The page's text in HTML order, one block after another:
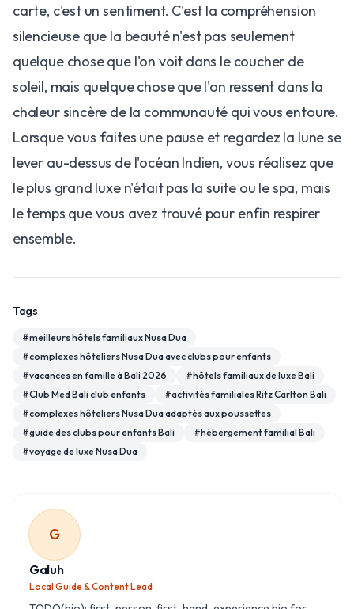
carte, c'est un sentiment. C'est la compréhension
silencieuse que la beauté n'est pas seulement
quelque chose que l'on voit dans le coucher de
soleil, mais quelque chose que l'on ressent dans la
chaleur sincère de la communauté qui vous entoure.
Lorsque vous faites une pause et regardez la lune se
lever au-dessus de l'océan Indien, vous réalisez que
le plus grand luxe n'était pas la suite ou le spa, mais
le temps que vous avez trouvé pour enfin respirer
ensemble.
Tags
#meilleurs hôtels familiaux Nusa Dua
#complexes hôteliers Nusa Dua avec clubs pour enfants
#vacances en famille à Bali 2026 #hôtels familiaux de luxe Bali
#Club Med Bali club enfants #activités familiales Ritz Carlton Bali
#complexes hôteliers Nusa Dua adaptés aux poussettes
#guide des clubs pour enfants Bali #hébergement familial Bali
#voyage de luxe Nusa Dua
G
Galuh
Local Guide & Content Lead